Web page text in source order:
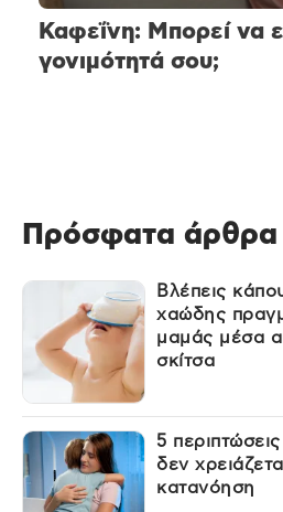
Καφεΐνη: Μπορεί να
γονιμότητά σου;
Πρόσφατα άρθρα
Βλέπεις
χαώδης
μαμάς μέσα
σκίτσα
5
δεν
κατανόηση